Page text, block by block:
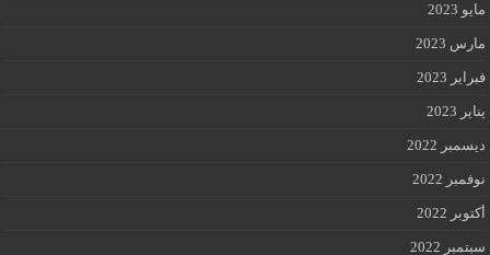
مايو 2023
مارس 2023
فبراير 2023
يناير 2023
ديسمبر 2022
نوفمبر 2022
أكتوبر 2022
سبتمبر 2022